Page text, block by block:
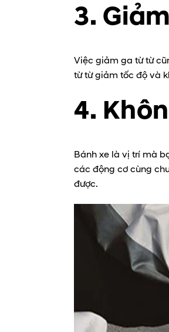
3.
Việc giảm ga từ từ
từ từ giảm tốc độ và
4.
Bánh xe là vị trí mà
các động cơ cùng
được.